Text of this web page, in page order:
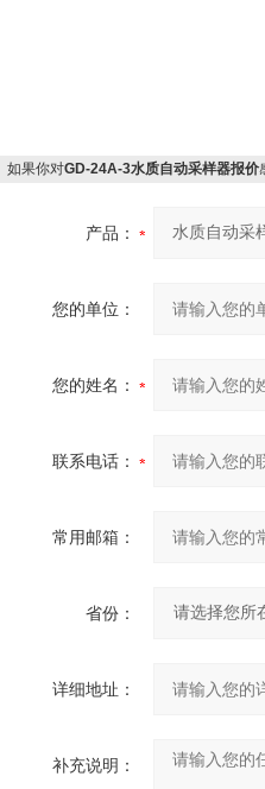
如果你对GD-24A-3水质自动采样器报价
产品：
您的单位：
您的姓名：
联系电话：
常用邮箱：
省份：
详细地址：
补充说明：